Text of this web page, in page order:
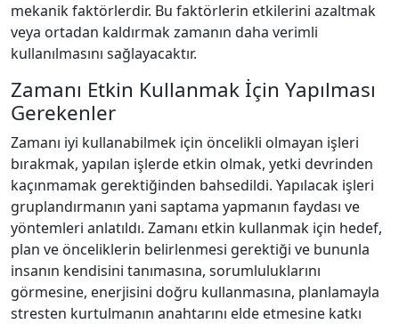
mekanik faktörlerdir. Bu faktörlerin etkilerini azaltmak
veya ortadan kaldırmak zamanın daha verimli
kullanılmasını sağlayacaktır.
Zamanı Etkin Kullanmak İçin Yapılması
Gerekenler
Zamanı iyi kullanabilmek için öncelikli olmayan işleri
bırakmak, yapılan işlerde etkin olmak, yetki devrinden
kaçınmamak gerektiğinden bahsedildi. Yapılacak işleri
gruplandırmanın yani saptama yapmanın faydası ve
yöntemleri anlatıldı. Zamanı etkin kullanmak için hedef,
plan ve önceliklerin belirlenmesi gerektiği ve bununla
insanın kendisini tanımasına, sorumluluklarını
görmesine, enerjisini doğru kullanmasına, planlamayla
stresten kurtulmanın anahtarını elde etmesine katkı